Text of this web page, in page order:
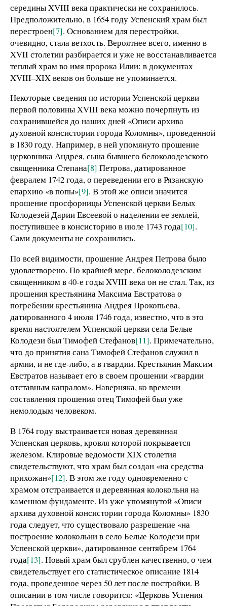
середины XVIII века практически не сохранилось.
Предположительно, в 1654 году Успенский храм был
перестроен[7]. Основанием для перестройки,
очевидно, стала ветхость. Вероятнее всего, именно в
XVII столетии разбирается и уже не восстанавливается
теплый храм во имя пророка Илии: в документах
XVIII–XIX веков он больше не упоминается.
Некоторые сведения по истории Успенской церкви
первой половины XVIII века можно почерпнуть из
сохранившейся до наших дней «Описи архива
духовной консистории города Коломны», проведенной
в 1830 году. Например, в ней упомянуто прошение
церковника Андрея, сына бывшего белоколодезского
священника Степана[8] Петрова, датированное
февралем 1742 года, о переведении его в Рязанскую
епархию «в попы»[9]. В этой же описи значится
прошение просфорницы Успенской церкви Белых
Колодезей Дарии Евсеевой о наделении ее землей,
поступившее в консисторию в июле 1743 года[10].
Сами документы не сохранились.
По всей видимости, прошение Андрея Петрова было
удовлетворено. По крайней мере, белоколодезским
священником в 40-е годы XVIII века он не стал. Так, из
прошения крестьянина Максима Евстратова о
погребении крестьянина Андрея Прокопьева,
датированного 4 июля 1746 года, известно, что в это
время настоятелем Успенской церкви села Белые
Колодези был Тимофей Стефанов[11]. Примечательно,
что до принятия сана Тимофей Стефанов служил в
армии, и не где-либо, а в гвардии. Крестьянин Максим
Евстратов называет его в своем прошении «гвардии
отставным капралом». Наверняка, ко времени
составления прошения отец Тимофей был уже
немолодым человеком.
В 1764 году выстраивается новая деревянная
Успенская церковь, кровля которой покрывается
железом. Клировые ведомости XIX столетия
свидетельствуют, что храм был создан «на средства
прихожан»[12]. В этом же году одновременно с
храмом отстраивается и деревянная колокольня на
каменном фундаменте. Из уже упомянутой «Описи
архива духовной консистории города Коломны» 1830
года следует, что существовало разрешение «на
построение колокольни в село Белые Колодези при
Успенской церкви», датированное сентябрем 1764
года[13]. Новый храм был срублен качественно, о чем
свидетельствует его статистическое описание 1814
года, проведенное через 50 лет после постройки. В
описании в том числе говорится: «Церковь Успения